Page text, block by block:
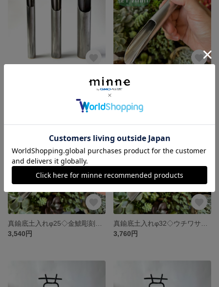
土入れφ32◆オールステンレス gardening scoop
3,350円
3,540円
3,760円